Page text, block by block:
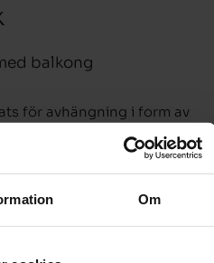
Om
balkong
för avhängning i form av
som genomgående har
väggar.
inbyggnadshäll och ugn,
och diskmaskin. De vita